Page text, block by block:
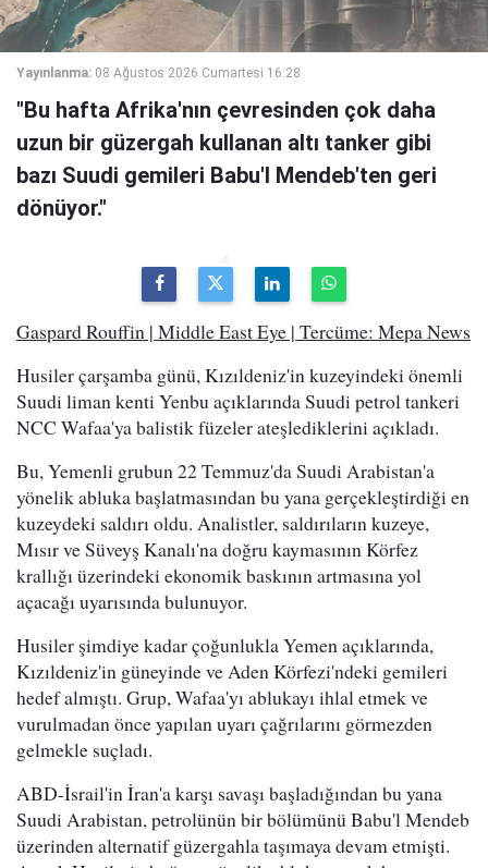
Yayınlanma: 08 Ağustos 2026 Cumartesi 16:28
"Bu hafta Afrika'nın çevresinden çok daha
uzun bir güzergah kullanan altı tanker gibi
bazı Suudi gemileri Babu'l Mendeb'ten geri
dönüyor."
Gaspard Rouffin | Middle East Eye | Tercüme: Mepa News
Husiler çarşamba günü, Kızıldeniz'in kuzeyindeki önemli
Suudi liman kenti Yenbu açıklarında Suudi petrol tankeri
NCC Wafaa'ya balistik füzeler ateşlediklerini açıkladı.
Bu, Yemenli grubun 22 Temmuz'da Suudi Arabistan'a
yönelik abluka başlatmasından bu yana gerçekleştirdiği en
kuzeydeki saldırı oldu. Analistler, saldırıların kuzeye,
Mısır ve Süveyş Kanalı'na doğru kaymasının Körfez
krallığı üzerindeki ekonomik baskının artmasına yol
açacağı uyarısında bulunuyor.
Husiler şimdiye kadar çoğunlukla Yemen açıklarında,
Kızıldeniz'in güneyinde ve Aden Körfezi'ndeki gemileri
hedef almıştı. Grup, Wafaa'yı ablukayı ihlal etmek ve
vurulmadan önce yapılan uyarı çağrılarını görmezden
gelmekle suçladı.
ABD-İsrail'in İran'a karşı savaşı başladığından bu yana
Suudi Arabistan, petrolünün bir bölümünü Babu'l Mendeb
üzerinden alternatif güzergahla taşımaya devam etmişti.